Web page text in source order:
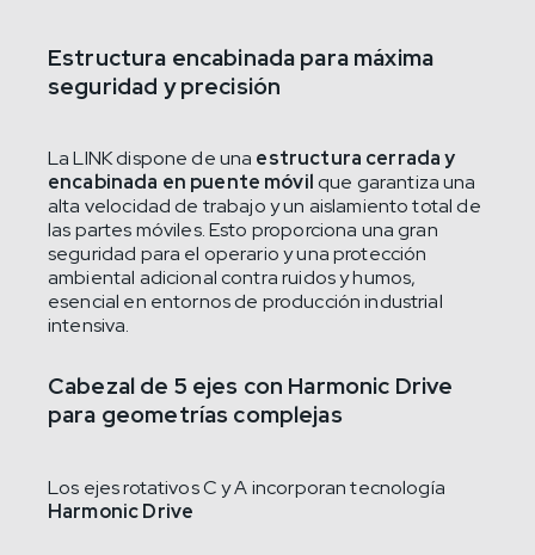
Estructura encabinada para máxima
seguridad y precisión
La LINK dispone de una estructura cerrada y
encabinada en puente móvil que garantiza una
alta velocidad de trabajo y un aislamiento total de
las partes móviles. Esto proporciona una gran
seguridad para el operario y una protección
ambiental adicional contra ruidos y humos,
esencial en entornos de producción industrial
intensiva.
Cabezal de 5 ejes con Harmonic Drive
para geometrías complejas
Los ejes rotativos C y A incorporan tecnología
Harmonic Drive